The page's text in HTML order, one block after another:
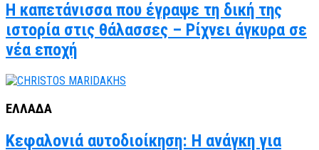
Η καπετάνισσα που έγραψε τη δική της
ιστορία στις θάλασσες – Ρίχνει άγκυρα σε
νέα εποχή
ΕΛΛΑΔΑ
Κεφαλονιά αυτοδιοίκηση: Η ανάγκη για